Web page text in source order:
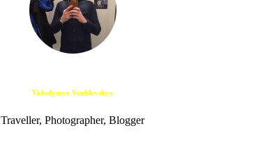
Volodymyr Vrublevskyy
Traveller, Photographer, Blogger